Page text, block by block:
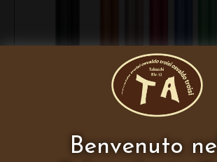
KIWI SPARK STARTER KIT
COLORI DISPONIBILI
Benvenuto